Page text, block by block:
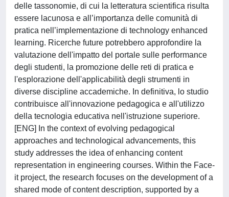
delle tassonomie, di cui la letteratura scientifica risulta
essere lacunosa e all’importanza delle comunità di
pratica nell’implementazione di technology enhanced
learning. Ricerche future potrebbero approfondire la
valutazione dell'impatto del portale sulle performance
degli studenti, la promozione delle reti di pratica e
l'esplorazione dell'applicabilità degli strumenti in
diverse discipline accademiche. In definitiva, lo studio
contribuisce all'innovazione pedagogica e all'utilizzo
della tecnologia educativa nell'istruzione superiore.
[ENG] In the context of evolving pedagogical
approaches and technological advancements, this
study addresses the idea of enhancing content
representation in engineering courses. Within the Face-
it project, the research focuses on the development of a
shared mode of content description, supported by a